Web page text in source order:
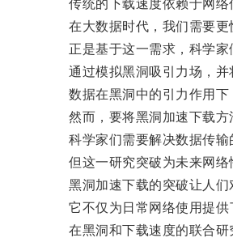
传统的下载速度依赖于网络
在大数据时代，我们需要更
正是基于这一需求，科学家
通过模拟黑洞吸引力场，并
数据在黑洞中的引力作用下
然而，要将黑洞加速下载方
科学家们需要解决数据传输
但这一研究突破为未来网络
黑洞加速下载的突破让人们
它不仅为日常网络使用提供
在黑洞和下载速度的联合研